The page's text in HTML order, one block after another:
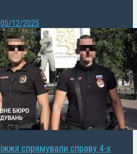
05/12/2025
спрямували справу 4-х